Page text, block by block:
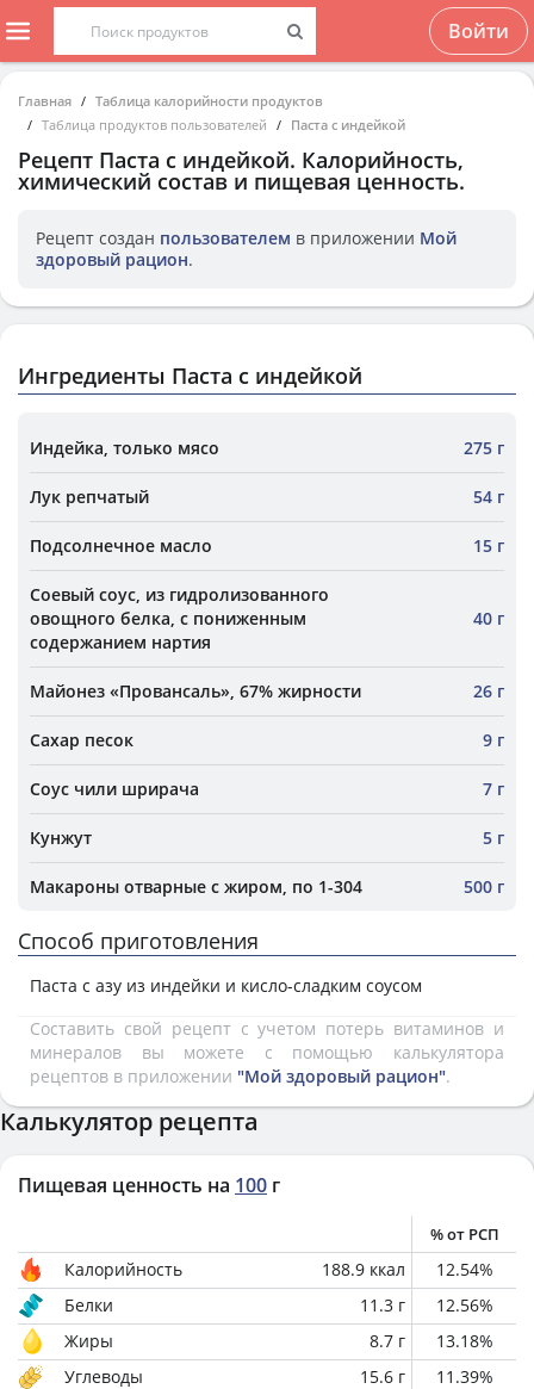
Войти
Главная
Таблица калорийности продуктов
Таблица продуктов пользователей
Паста с индейкой
Рецепт Паста с индейкой. Калорийность,
химический состав и пищевая ценность.
Рецепт создан пользователем в приложении Мой
здоровый рацион.
Ингредиенты Паста с индейкой
Индейка, только мясо 275 г
Лук репчатый 54 г
Подсолнечное масло 15 г
Соевый соус, из гидролизованного
овощного белка, с пониженным
содержанием нартия
40 г
Майонез «Провансаль», 67% жирности 26 г
Сахар песок 9 г
Соус чили шрирача 7 г
Кунжут 5 г
Макароны отварные с жиром, по 1-304 500 г
Способ приготовления
Паста с азу из индейки и кисло-сладким соусом
Составить свой рецепт с учетом потерь витаминов и
минералов вы можете с помощью калькулятора
рецептов в приложении "Мой здоровый рацион".
Калькулятор рецепта
Пищевая ценность на 100 г
% от РСП
Калорийность 188.9 ккал 12.54%
Белки
11.3 г 12.56%
Жиры
8.7 г 13.18%
Углеводы
15.6 г 11.39%